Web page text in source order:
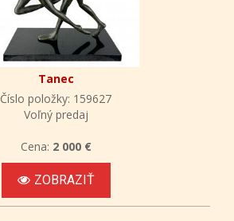
Tanec
Číslo položky: 159627
Voľný predaj
Cena: 2 000 €
ZOBRAZIŤ